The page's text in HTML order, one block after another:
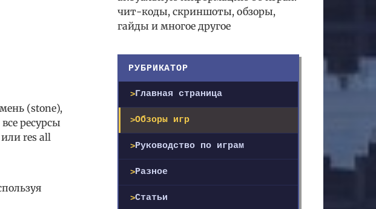
(stone),
ресурсы
res all
чит-коды, скриншоты, обзоры,
гайды и многое другое
РУБРИКАТОР
Главная страница
Обзоры игр
Руководство по играм
Разное
Статьи